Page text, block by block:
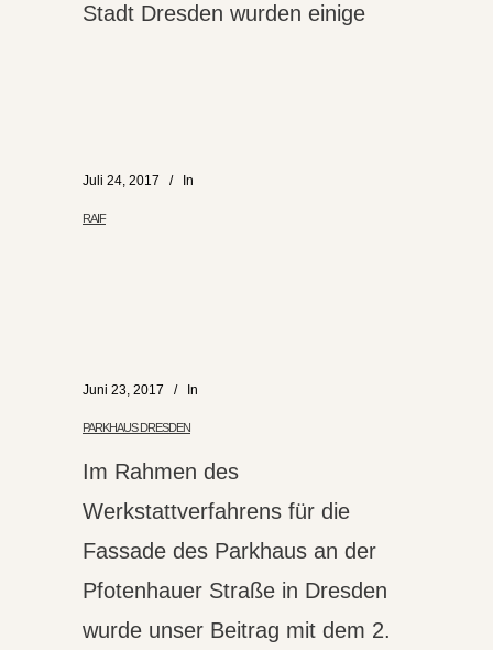
Stadt Dresden wurden einige
Juli 24, 2017 In
RAIF
Juni 23, 2017 In
PARKHAUS DRESDEN
Im Rahmen des
Werkstattverfahrens für die
Fassade des Parkhaus an der
Pfotenhauer Straße in Dresden
wurde unser Beitrag mit dem 2.